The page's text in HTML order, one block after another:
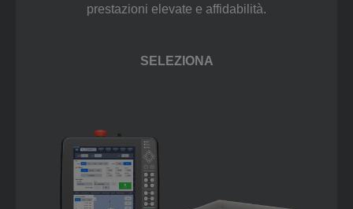
prestazioni elevate e affidabilità.
SELEZIONA